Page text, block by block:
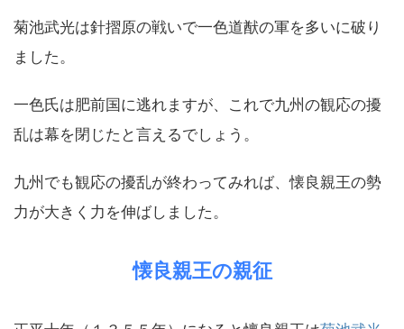
菊池武光は針摺原の戦いで一色道猷の軍を多いに破り
ました。
一色氏は肥前国に逃れますが、これで九州の観応の擾
乱は幕を閉じたと言えるでしょう。
九州でも観応の擾乱が終わってみれば、懐良親王の勢
力が大きく力を伸ばしました。
懐良親王の親征